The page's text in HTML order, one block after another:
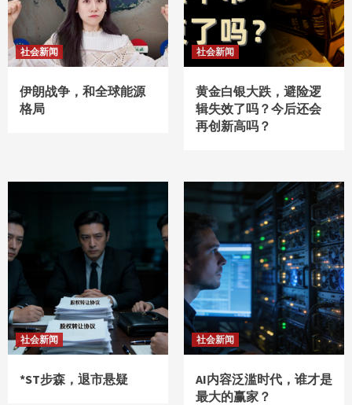
社会新闻
伊朗战争，和全球能源
格局
社会新闻
黄金白银大跌，避险逻
辑失效了吗？今后还会
再创新高吗？ ​
社会新闻
*ST步森，退市悬疑
社会新闻
AI内容泛滥时代，谁才是
最大的赢家？